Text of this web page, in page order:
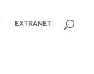
EXTRANET